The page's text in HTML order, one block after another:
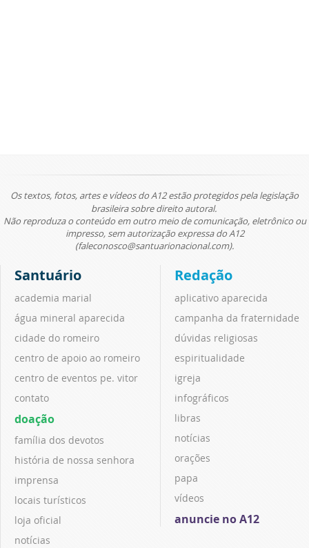
Os textos, fotos, artes e vídeos do A12 estão protegidos pela legislação
brasileira sobre direito autoral.
Não reproduza o conteúdo em outro meio de comunicação, eletrônico ou
impresso, sem autorização expressa do A12
(faleconosco@santuarionacional.com).
Santuário
academia marial
água mineral aparecida
cidade do romeiro
centro de apoio ao romeiro
centro de eventos pe. vitor
contato
doação
família dos devotos
história de nossa senhora
imprensa
locais turísticos
loja oficial
notícias
Redação
aplicativo aparecida
campanha da fraternidade
dúvidas religiosas
espiritualidade
igreja
infográficos
libras
notícias
orações
papa
vídeos
anuncie no A12